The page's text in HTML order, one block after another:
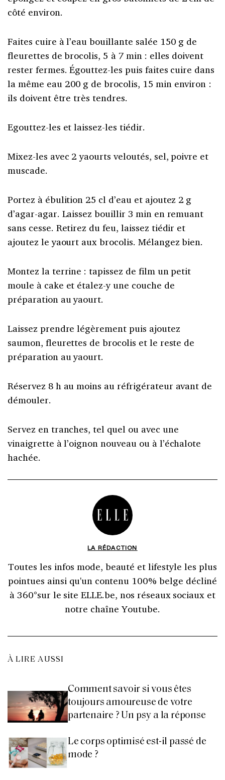
côté environ.
Faites cuire à l’eau bouillante salée 150 g de
fleurettes de brocolis, 5 à 7 min : elles doivent
rester fermes. Égouttez-les puis faites cuire dans
la même eau 200 g de brocolis, 15 min environ :
ils doivent être très tendres.
Egouttez-les et laissez-les tiédir.
Mixez-les avec 2 yaourts veloutés, sel, poivre et
muscade.
Portez à ébulition 25 cl d’eau et ajoutez 2 g
d’agar-agar. Laissez bouillir 3 min en remuant
sans cesse. Retirez du feu, laissez tiédir et
ajoutez le yaourt aux brocolis. Mélangez bien.
Montez la terrine : tapissez de film un petit
moule à cake et étalez-y une couche de
préparation au yaourt.
Laissez prendre légèrement puis ajoutez
saumon, fleurettes de brocolis et le reste de
préparation au yaourt.
Réservez 8 h au moins au réfrigérateur avant de
démouler.
Servez en tranches, tel quel ou avec une
vinaigrette à l’oignon nouveau ou à l’échalote
hachée.
LA RÉDACTION
Toutes les infos mode, beauté et lifestyle les plus
pointues ainsi qu'un contenu 100% belge décliné
à 360°sur le site ELLE.be, nos réseaux sociaux et
notre chaîne Youtube.
À LIRE AUSSI
Comment savoir si vous êtes
toujours amoureuse de votre
partenaire ? Un psy a la réponse
Le corps optimisé est-il passé de
mode ?